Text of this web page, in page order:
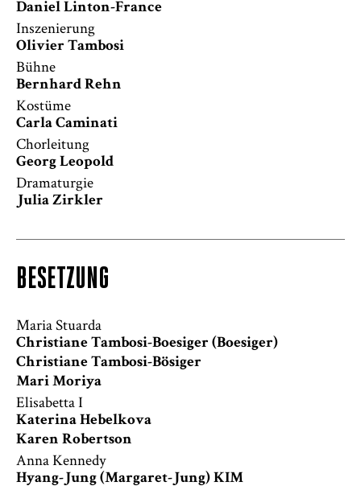
Daniel Linton-France
Inszenierung
Olivier Tambosi
Bühne
Bernhard Rehn
Kostüme
Carla Caminati
Chorleitung
Georg Leopold
Dramaturgie
Julia Zirkler
BESETZUNG
Maria Stuarda
Christiane Tambosi-Boesiger (Boesiger)
Christiane Tambosi-Bösiger
Mari Moriya
Elisabetta I
Katerina Hebelkova
Karen Robertson
Anna Kennedy
Hyang-Jung (Margaret-Jung) KIM